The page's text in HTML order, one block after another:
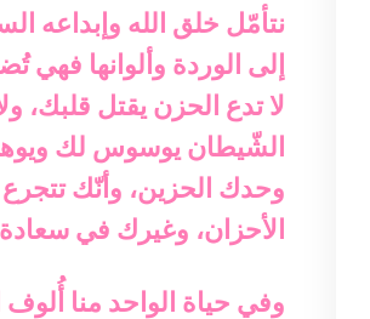
نتأمّل خلق الله وإبداعه
إلى الوردة وألوانها فهي
لا تدع الحزن يقتل قلبك،
الشّيطان يوسوس لك
وحدك الحزين، وأنّك تتجرع
الأحزان، وغيرك في
وفي حياة الواحد منا أُلوف